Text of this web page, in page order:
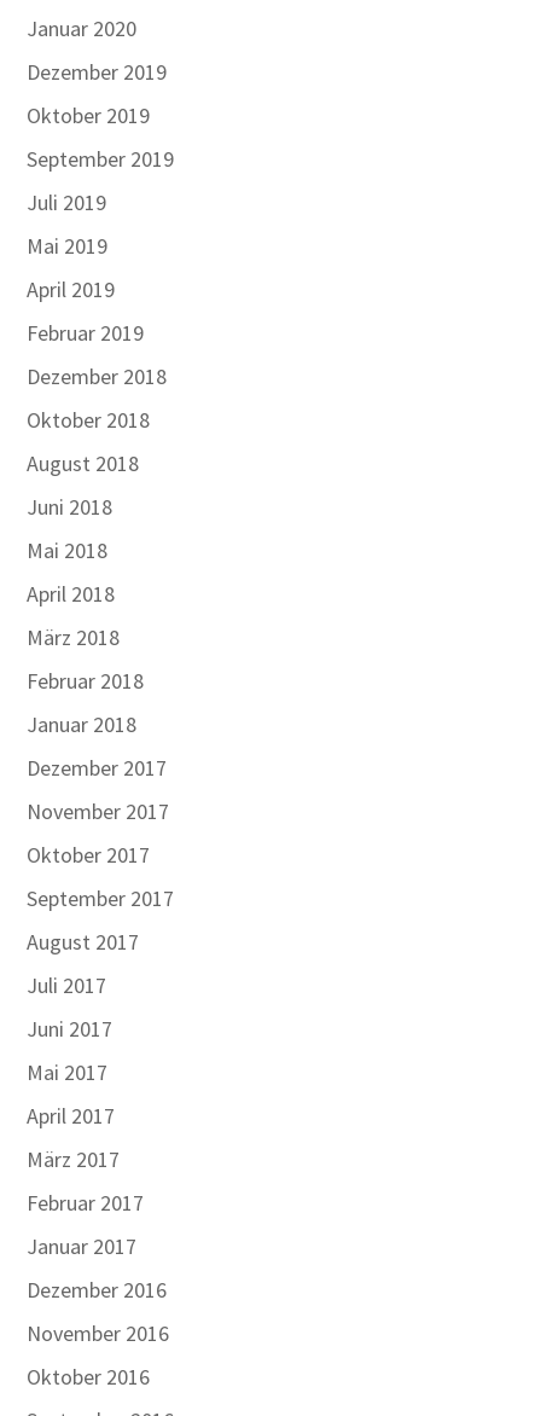
Januar 2020
Dezember 2019
Oktober 2019
September 2019
Juli 2019
Mai 2019
April 2019
Februar 2019
Dezember 2018
Oktober 2018
August 2018
Juni 2018
Mai 2018
April 2018
März 2018
Februar 2018
Januar 2018
Dezember 2017
November 2017
Oktober 2017
September 2017
August 2017
Juli 2017
Juni 2017
Mai 2017
April 2017
März 2017
Februar 2017
Januar 2017
Dezember 2016
November 2016
Oktober 2016